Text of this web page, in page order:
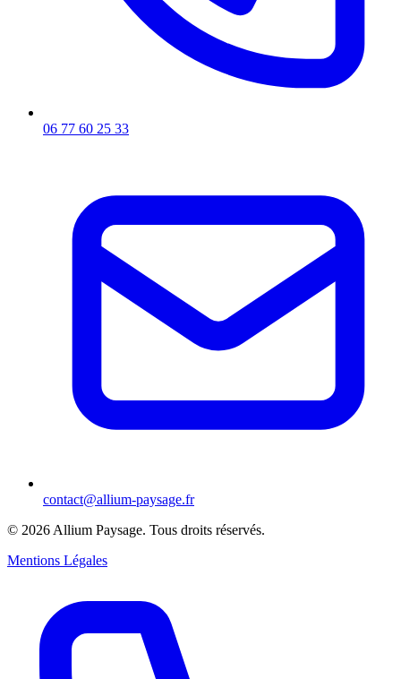
06 77 60 25 33
contact@allium-paysage.fr
© 2026 Allium Paysage. Tous droits réservés.
Mentions Légales